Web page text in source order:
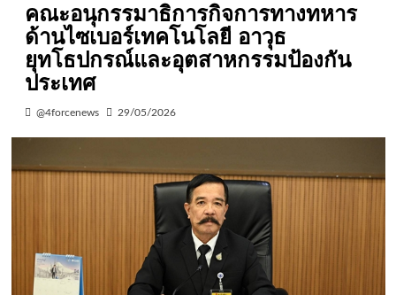
คณะอนุกรรมาธิการกิจการทางทหาร
ด้านไซเบอร์เทคโนโลยี อาวุธ
ยุทโธปกรณ์และอุตสาหกรรมป้องกัน
ประเทศ
@4forcenews 29/05/2026